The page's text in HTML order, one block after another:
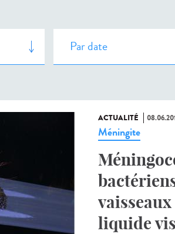
ACTUALITÉ
Méningite
liquide